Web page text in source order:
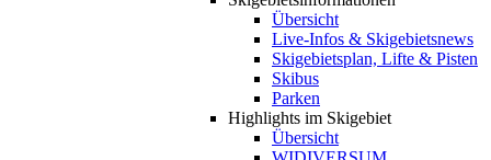
Übersicht
Live-Infos & Skigebietsnews
Skigebietsplan, Lifte & Pisten
Skibus
Parken
Highlights im Skigebiet
Übersicht